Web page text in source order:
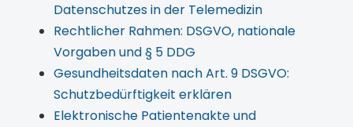
Datenschutzes in der Telemedizin
Rechtlicher Rahmen: DSGVO, nationale
Vorgaben und § 5 DDG
Gesundheitsdaten nach Art. 9 DSGVO:
Schutzbedürftigkeit erklären
Elektronische Patientenakte und